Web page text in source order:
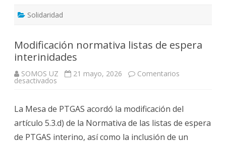
Solidaridad
Modificación normativa listas de espera
interinidades
SOMOS UZ 21 mayo, 2026 Comentarios
desactivados
de
espera
interinidades
La Mesa de PTGAS acordó la modificación del
artículo 5.3.d) de la Normativa de las listas de espera
de PTGAS interino, así como la inclusión de un